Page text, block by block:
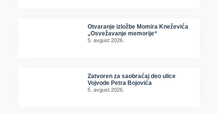
Otvaranje izložbe Momira Kneževića
„Osvežavanje memorije“
5. avgust 2026.
Zatvoren za saobraćaj deo ulice
Vojvode Petra Bojovića
5. avgust 2026.